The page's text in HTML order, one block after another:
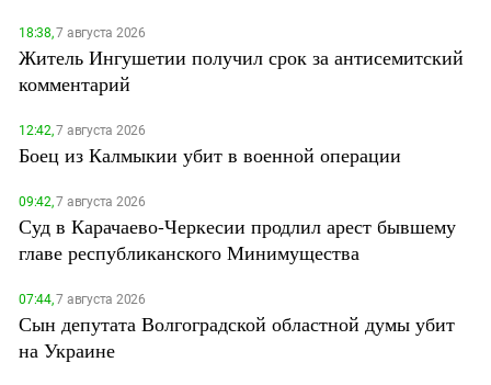
18:38,7 августа 2026
Житель Ингушетии получил срок за антисемитский
комментарий
12:42,7 августа 2026
Боец из Калмыкии убит в военной операции
09:42,7 августа 2026
Суд в Карачаево-Черкесии продлил арест бывшему
главе республиканского Минимущества
07:44,7 августа 2026
Сын депутата Волгоградской областной думы убит
на Украине